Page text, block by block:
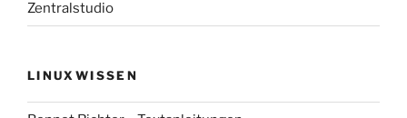
Zentralstudio
LINUXWISSEN